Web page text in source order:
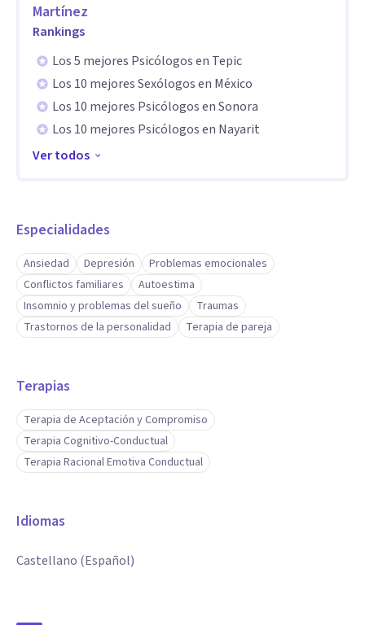
Aptitudes
Comprender el origen emocional de lo que estás viviendo
Identificar patrones de pensamiento, emoción y conducta
Desarrollar herramientas prácticas para tu día a día
La terapia es un proceso colaborativo: caminamos juntos
Martínez
Rankings
Los 5 mejores Psicólogos en Tepic
Los 10 mejores Sexólogos en México
Los 10 mejores Psicólogos en Sonora
Los 10 mejores Psicólogos en Nayarit
Ver todos
Especialidades
Ansiedad Depresión
Problemas emocionales
Conflictos familiares
Autoestima
Insomnio y problemas del sueño
Traumas
Trastornos de la personalidad
Terapia de pareja
Terapias
Terapia de Aceptación y Compromiso
Terapia Cognitivo-Conductual
Terapia Racional Emotiva Conductual
Idiomas
Castellano (Español)